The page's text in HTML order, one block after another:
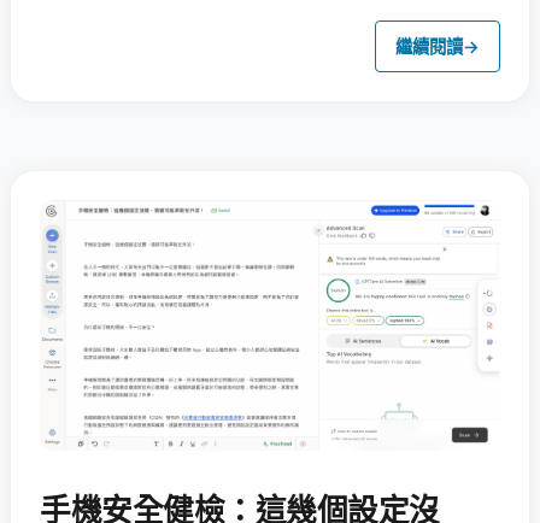
繼續閱讀→
手機安全健檢：這幾個設定沒